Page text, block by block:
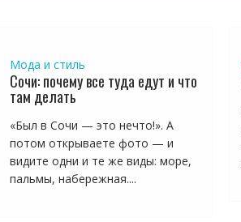
Мода и стиль
Сочи: почему все туда едут и что
там делать
«Был в Сочи — это нечто!». А
потом открываете фото — и
видите одни и те же виды: море,
пальмы, набережная....